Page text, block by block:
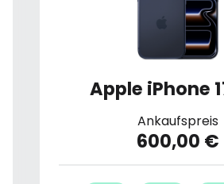
Apple iPhone
Ankaufspreis
600,00 €